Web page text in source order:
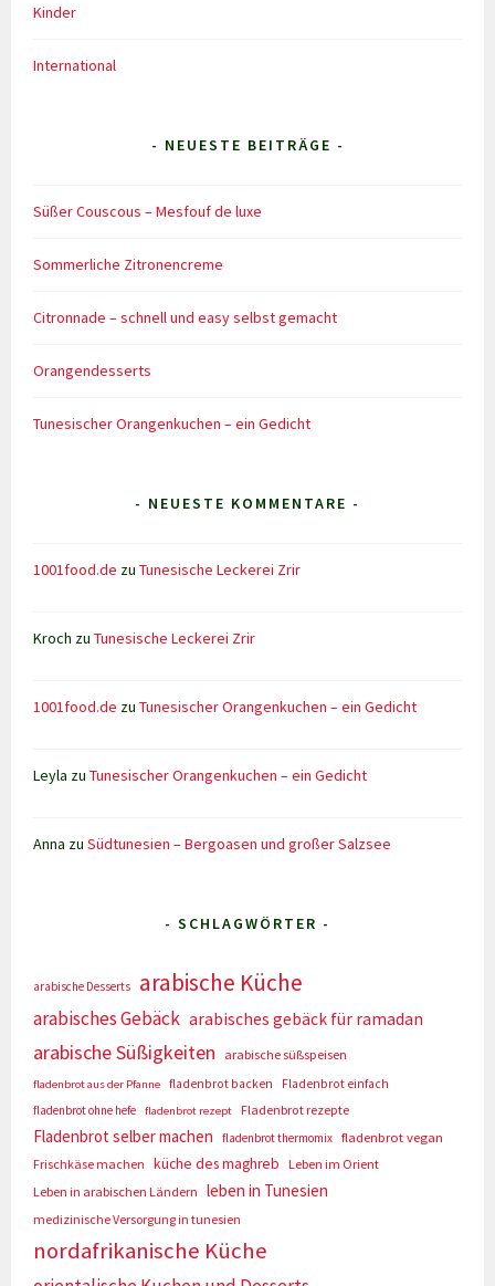
Kinder
International
- NEUESTE BEITRÄGE -
Süßer Couscous – Mesfouf de luxe
Sommerliche Zitronencreme
Citronnade – schnell und easy selbst gemacht
Orangendesserts
Tunesischer Orangenkuchen – ein Gedicht
- NEUESTE KOMMENTARE -
1001food.de zuTunesische Leckerei Zrir
Kroch zuTunesische Leckerei Zrir
1001food.de zuTunesischer Orangenkuchen – ein Gedicht
Leyla zuTunesischer Orangenkuchen – ein Gedicht
Anna zuSüdtunesien – Bergoasen und großer Salzsee
- SCHLAGWÖRTER -
arabische Desserts arabische Küche
arabisches Gebäck arabisches gebäck für ramadan
arabische Süßigkeiten arabische süßspeisen
fladenbrot aus der Pfanne fladenbrot backen
Fladenbrot einfach
fladenbrot ohne hefe
fladenbrot rezept Fladenbrot rezepte
Fladenbrot selber machen fladenbrot thermomix fladenbrot vegan
Frischkäse machen
küche des maghreb
Leben im Orient
Leben in arabischen Ländern
leben in Tunesien
medizinische Versorgung in tunesien
nordafrikanische Küche